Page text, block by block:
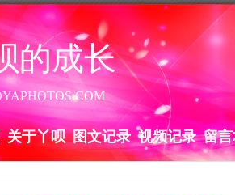
的成长
关于丫呗 图文记录 视频记录 留